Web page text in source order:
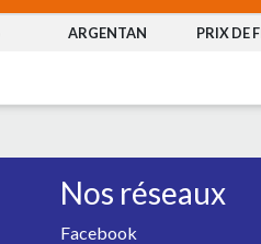
ARGENTAN PRIX DE
Nos réseaux
Facebook